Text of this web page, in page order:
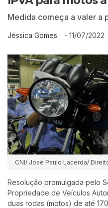
Medida começa a valer a
Jéssica Gomes - 11/07/2022
CNI/ José Paulo Lacerda/
Resolução promulgada pelo
Propriedade de Veículos
duas rodas (motos) de até